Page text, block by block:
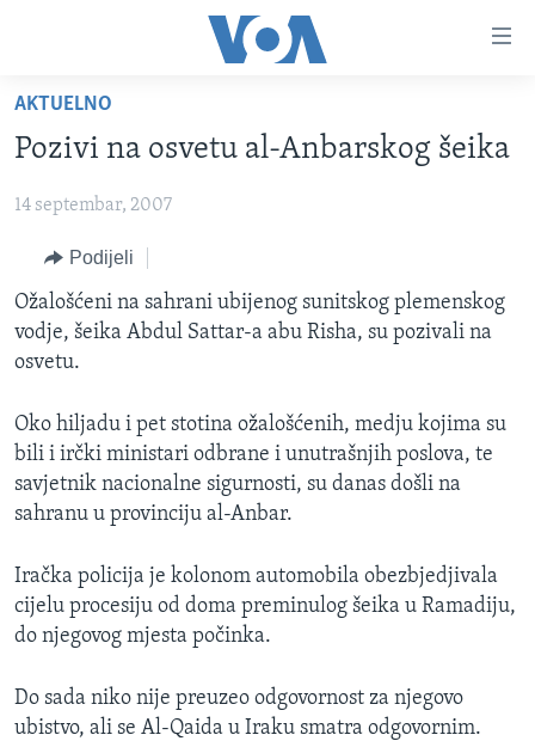
glavni
sadržaj
na
navigaciju
Idi
na
pretragu
FOTOGRAFIJE DANA
VIJESTI
SJEDINJENE AMERIČKE DRŽAVE
BOSNA I HERCEGOVINA
NAUKA I TEHNOLOGIJA
SPECIJALNI PROJEKTI
SLOBODA MEDIJA
ŽENSKA STRANA
IZBJEGLIČKA STRANA
O GLASU AMERIKE
PRATITE NAS
AKTUELNO
Pozivi na osvetu al-Anbarskog šeika
14 septembar, 2007
Podijeli
Ožalošćeni na sahrani ubijenog sunitskog plemenskog
vodje, šeika Abdul Sattar-a abu Risha, su pozivali na
osvetu.
Oko hiljadu i pet stotina ožalošćenih, medju kojima su
bili i irčki ministari odbrane i unutrašnjih poslova, te
savjetnik nacionalne sigurnosti, su danas došli na
sahranu u provinciju al-Anbar.
Iračka policija je kolonom automobila obezbjedjivala
cijelu procesiju od doma preminulog šeika u Ramadiju,
do njegovog mjesta počinka.
Do sada niko nije preuzeo odgovornost za njegovo
ubistvo, ali se Al-Qaida u Iraku smatra odgovornim.